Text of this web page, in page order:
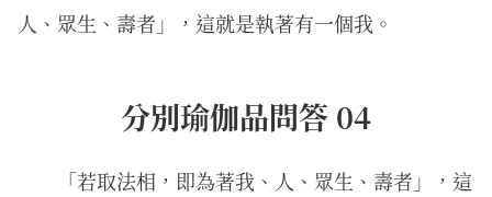
人、眾生、壽者」，這就是執著有一個我。
分別瑜伽品問答 04
「若取法相，即為著我、人、眾生、壽者」，這